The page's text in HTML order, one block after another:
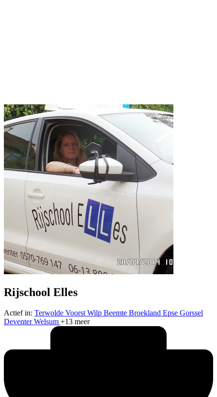
Rijschool Elles
Actief in: Terwolde Voorst Wilp Beemte Broekland Epse Gorssel
DeventerWelsum +13 meer